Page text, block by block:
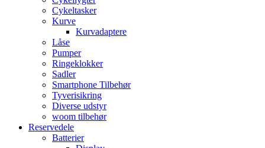
Cykeltasker
Kurve
Kurvadaptere
Låse
Pumper
Ringeklokker
Sadler
Smartphone Tilbehør
Tyverisikring
Diverse udstyr
woom tilbehør
Reservedele
Batterier